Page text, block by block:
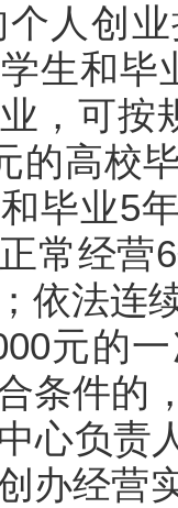
人创
生和
，可按
的高校
毕业5
常经营
依法连
元的
条件的
心负责
办经营